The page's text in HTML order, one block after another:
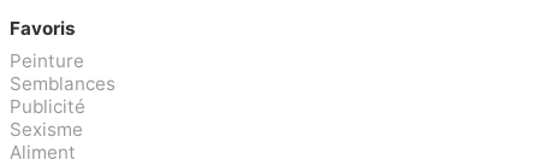
Favoris
Peinture
Semblances
Publicité
Sexisme
Aliment